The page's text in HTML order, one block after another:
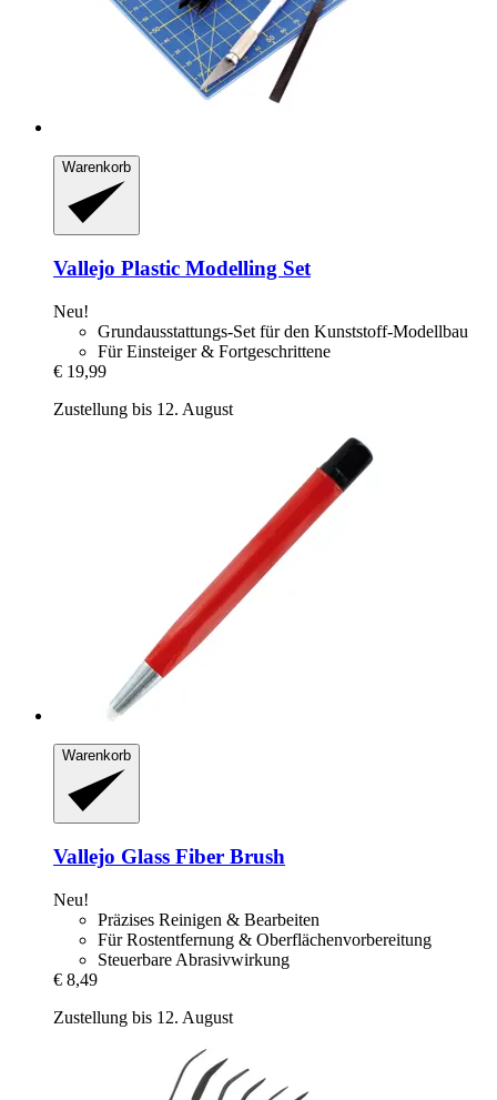
Warenkorb
Vallejo Plastic Modelling Set
Neu!
Grundausstattungs-Set für den Kunststoff-Modellbau
Für Einsteiger & Fortgeschrittene
€ 19,99
Zustellung bis 12. August
Warenkorb
Vallejo Glass Fiber Brush
Neu!
Präzises Reinigen & Bearbeiten
Für Rostentfernung & Oberflächenvorbereitung
Steuerbare Abrasivwirkung
€ 8,49
Zustellung bis 12. August